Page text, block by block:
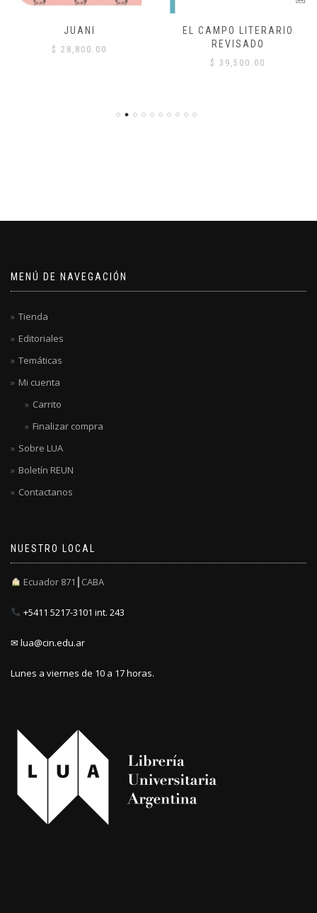
JUANI
$ 28,800.00
EL CAMPO LITERARIO
REVISADO
$ 39,500.00
MENÚ DE NAVEGACIÓN
Tienda
Editoriales
Temáticas
Mi cuenta
Carrito
Finalizar compra
Sobre LUA
Boletín REUN
Contactanos
NUESTRO LOCAL
Ecuador 871┃CABA
+5411 5217-3101 int. 243
✉ lua@cin.edu.ar
Lunes a viernes de 10 a 17 horas.